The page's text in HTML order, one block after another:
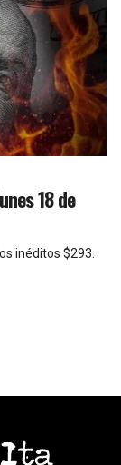
18 de
inéditos $293.